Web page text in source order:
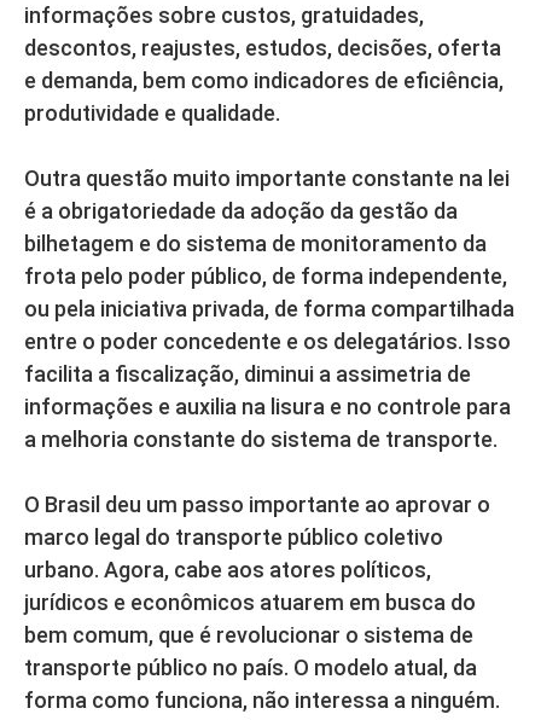
informações sobre custos, gratuidades,
descontos, reajustes, estudos, decisões, oferta
e demanda, bem como indicadores de eficiência,
produtividade e qualidade.
Outra questão muito importante constante na lei
é a obrigatoriedade da adoção da gestão da
bilhetagem e do sistema de monitoramento da
frota pelo poder público, de forma independente,
ou pela iniciativa privada, de forma compartilhada
entre o poder concedente e os delegatários. Isso
facilita a fiscalização, diminui a assimetria de
informações e auxilia na lisura e no controle para
a melhoria constante do sistema de transporte.
O Brasil deu um passo importante ao aprovar o
marco legal do transporte público coletivo
urbano. Agora, cabe aos atores políticos,
jurídicos e econômicos atuarem em busca do
bem comum, que é revolucionar o sistema de
transporte público no país. O modelo atual, da
forma como funciona, não interessa a ninguém.